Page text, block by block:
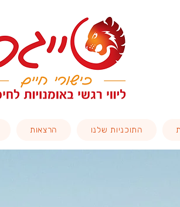
התוכניות שלנו הרצאות